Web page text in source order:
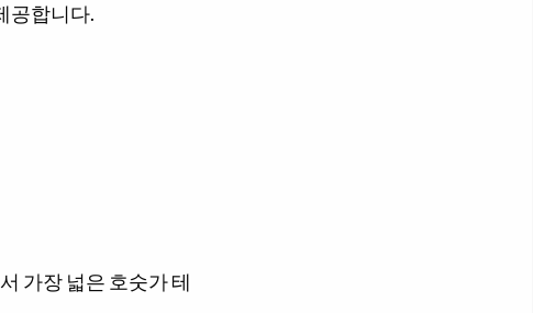
공합니다.
가장 넓은 호숫가 테